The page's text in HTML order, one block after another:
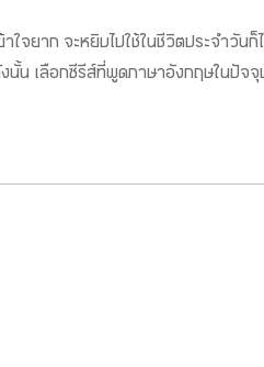
จยาก จะหยิบไปใช้ในชีวิตประจำวัน
นั้น เลือกซีรีส์ที่พูดภาษาอังกฤษในปัจจุ